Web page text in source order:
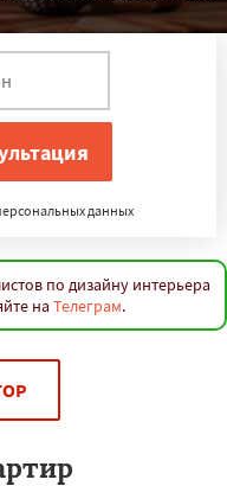
данных
по дизайну интерьера
на Телеграм.